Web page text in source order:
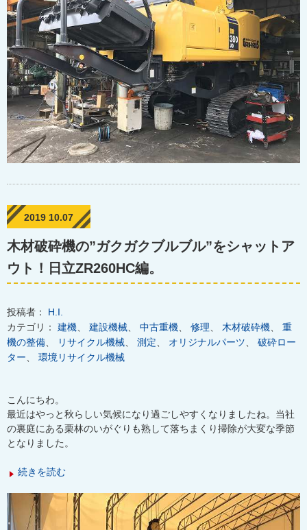
2019 10.07
木材破砕機の”ガクガクブルブル”をシャットア
ウト！日立ZR260HC編。
投稿者： H.I.
カテゴリ： 建機、 建設機械、 中古重機、 修理、 木材破砕機、 重
機の整備、 リサイクル機械、 測定、 オリジナルパーツ、 破砕ロー
ター、 環境リサイクル機械
こんにちわ。
最近はやっと秋らしい気候になり過ごしやすくなりましたね。当社
の裏庭にある栗林のいがぐりも熟して落ちまくり掃除が大変な季節
となりました。
続きを読む